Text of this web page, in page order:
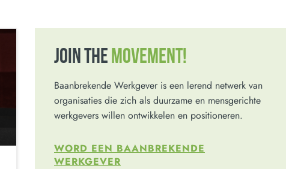
JOIN THE MOVEMENT!
Baanbrekende Werkgever is een lerend netwerk van
organisaties die zich als duurzame en mensgerichte
werkgevers willen ontwikkelen en positioneren.
WORD EEN BAANBREKENDE
WERKGEVER